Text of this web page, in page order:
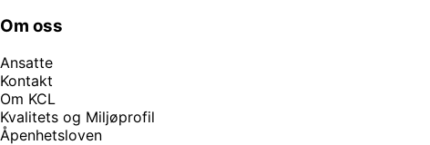
Om oss
Ansatte
Kontakt
Om KCL
Kvalitets og Miljøprofil
Åpenhetsloven